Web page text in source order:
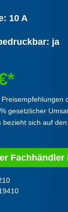
10 A
ja
gesetzlicher
bezieht sich auf
Fachhändler